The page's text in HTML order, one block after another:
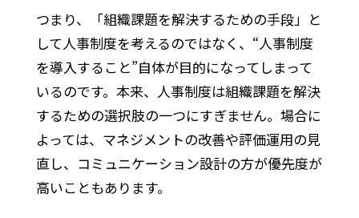
つまり、「組織課題を解決するための手段」と
して人事制度を考えるのではなく、“人事制度
を導入すること”自体が目的になってしまって
いるのです。本来、人事制度は組織課題を解決
するための選択肢の一つにすぎません。場合に
よっては、マネジメントの改善や評価運用の見
直し、コミュニケーション設計の方が優先度が
高いこともあります。